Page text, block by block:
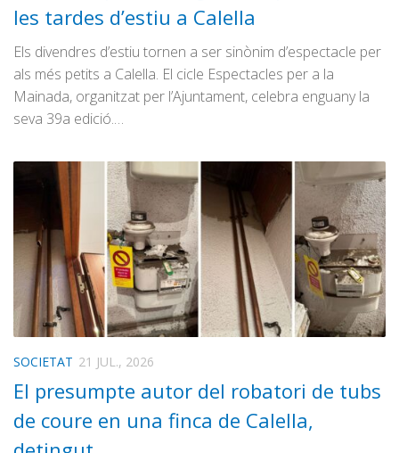
les tardes d’estiu a Calella
Els divendres d’estiu tornen a ser sinònim d’espectacle per
als més petits a Calella. El cicle Espectacles per a la
Mainada, organitzat per l’Ajuntament, celebra enguany la
seva 39a edició.…
SOCIETAT 21 JUL., 2026
El presumpte autor del robatori de tubs
de coure en una finca de Calella,